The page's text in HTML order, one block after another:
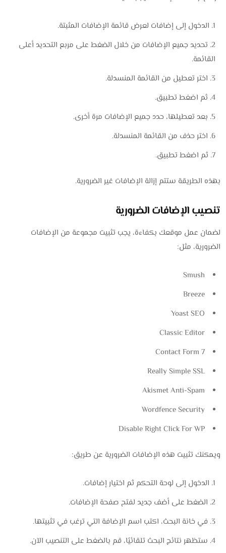
الدخول إلى إضافات لعرض قائمة الإضافات المثبتة.
تحديد جميع الإضافات من خلال الضغط على مربع التحديد أعلى
القائمة.
اختر تعطيل من القائمة المنسدلة.
ثم اضغط تطبيق.
بعد تعطيلها، حدد جميع الإضافات مرة أخرى.
اختر حذف من القائمة المنسدلة.
ثم اضغط تطبيق.
بهذه الطريقة ستتم إزالة الإضافات غير الضرورية.
تنصيب الإضافات الضرورية
لضمان عمل موقعك بكفاءة، يجب تثبيت مجموعة من الإضافات
الضرورية، مثل:
Smush
Breeze
Yoast SEO
Classic Editor
Contact Form 7
Really Simple SSL
Akismet Anti-Spam
Wordfence Security
Disable Right Click For WP
ويمكنك تثبيت هذه الإضافات الضرورية عن طريق:
الدخول إلى لوحة التحكم ثم اختيار إضافات.
الضغط على أضف جديد لفتح صفحة الإضافات.
في خانة البحث، اكتب اسم الإضافة التي ترغب في تثبيتها.
ستظهر نتائج البحث تلقائيًا، قم بالضغط على التنصيب الآن.